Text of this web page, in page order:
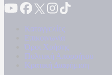
Καταγγελίες
Επικοινωνία
Όροι Χρήσης
Πολιτική Απορρήτου
Κρατική Διαφήμιση